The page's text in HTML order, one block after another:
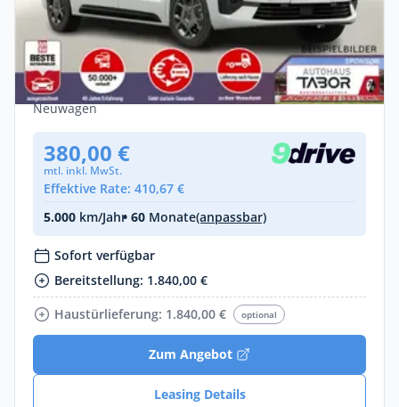
Privat
Opel Zafira 2.2 D 180 AT8 L Edition LED
Nav Kam Temp
Diesel • Automatik •
179 PS (132 kW)
Neuwagen
380,00 €
mtl. inkl. MwSt.
Effektive Rate: 410,67 €
5.000 km/Jahr• 60 Monate(anpassbar)
Sofort verfügbar
Bereitstellung: 1.840,00 €
Haustürlieferung: 1.840,00 €
optional
Zum Angebot
Leasing Details